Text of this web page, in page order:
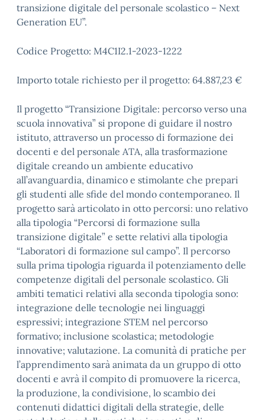
transizione digitale del personale scolastico – Next
Generation EU”.
Codice Progetto: M4C1I2.1-2023-1222
Importo totale richiesto per il progetto: 64.887,23 €
Il progetto “Transizione Digitale: percorso verso una
scuola innovativa” si propone di guidare il nostro
istituto, attraverso un processo di formazione dei
docenti e del personale ATA, alla trasformazione
digitale creando un ambiente educativo
all’avanguardia, dinamico e stimolante che prepari
gli studenti alle sfide del mondo contemporaneo. Il
progetto sarà articolato in otto percorsi: uno relativo
alla tipologia “Percorsi di formazione sulla
transizione digitale” e sette relativi alla tipologia
“Laboratori di formazione sul campo”. Il percorso
sulla prima tipologia riguarda il potenziamento delle
competenze digitali del personale scolastico. Gli
ambiti tematici relativi alla seconda tipologia sono:
integrazione delle tecnologie nei linguaggi
espressivi; integrazione STEM nel percorso
formativo; inclusione scolastica; metodologie
innovative; valutazione. La comunità di pratiche per
l’apprendimento sarà animata da un gruppo di otto
docenti e avrà il compito di promuovere la ricerca,
la produzione, la condivisione, lo scambio dei
contenuti didattici digitali della strategie, delle